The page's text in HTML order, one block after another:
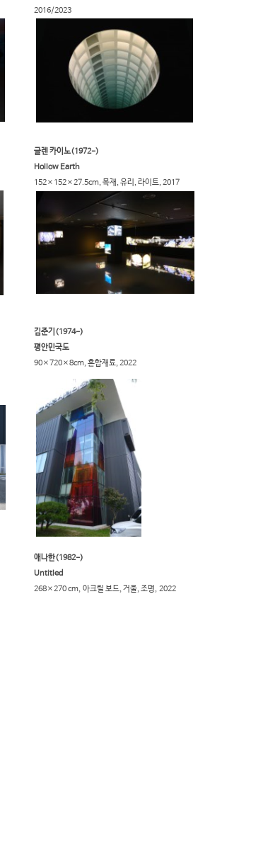
2016/2023​​
글렌 카이노(1972-)
Hollow Earth
152×152×27.5cm, 목재, 유리, 라이트, 2017​
김준기(1974-)
평안민국도
90×720×8cm, 혼합재료, 2022​
애나한(1982-)
Untitled
268×270 cm, 아크릴 보드, 거울, 조명, 2022